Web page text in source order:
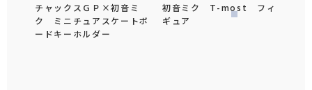
チャックスＧＰ×初音ミ
ク ミニチュアスケートボ
ードキーホルダー
初音ミク T-most フィ
ギュア